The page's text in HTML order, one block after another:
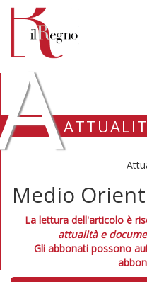
Medio
La lettura dell'articolo è
attualità e
Gli abbonati possono